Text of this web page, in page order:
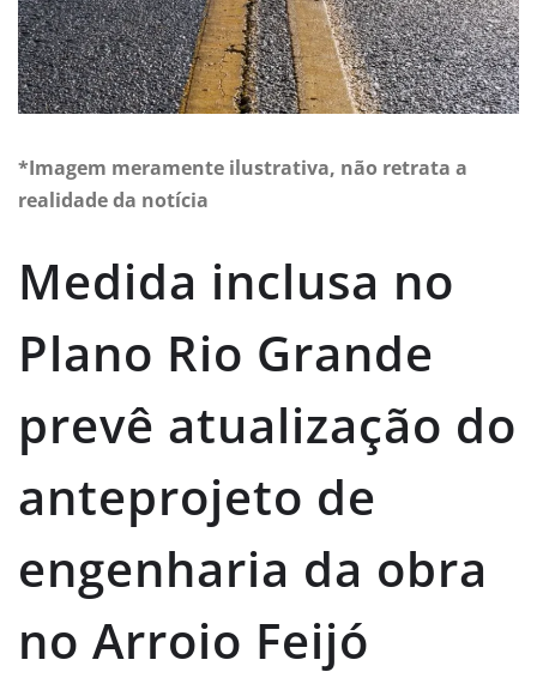
*Imagem meramente ilustrativa, não retrata a
realidade da notícia
Medida inclusa no
Plano Rio Grande
prevê atualização do
anteprojeto de
engenharia da obra
no Arroio Feijó